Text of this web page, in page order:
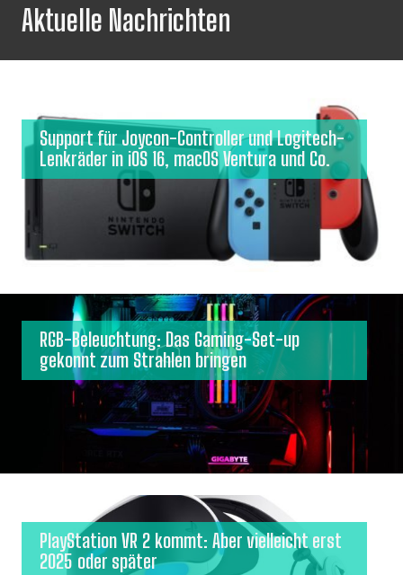
Aktuelle Nachrichten
Support für Joycon-Controller und Logitech-
Lenkräder in iOS 16, macOS Ventura und Co.
RGB-Beleuchtung: Das Gaming-Set-up
gekonnt zum Strahlen bringen
PlayStation VR 2 kommt: Aber vielleicht erst
2025 oder später